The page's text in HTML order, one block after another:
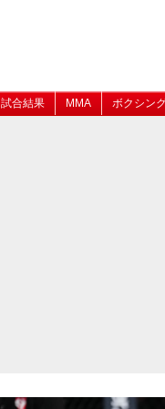
試合結果 MMA ボクシン